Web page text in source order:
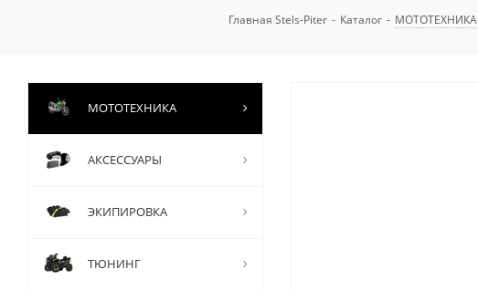
Главная Stels-Piter - Каталог - МОТОТЕХНИКА
МОТОТЕХНИКА
АКСЕССУАРЫ
ЭКИПИРОВКА
ТЮНИНГ